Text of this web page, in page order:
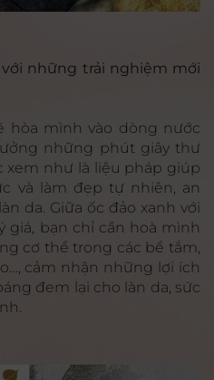
những trải nghiệm mới
hòa mình vào dòng nước
những phút giây thư
xem như là liệu pháp giúp
và làm đẹp tự nhiên, an
da. Giữa ốc đảo xanh với
giá, bạn chỉ cần hoà mình
cơ thể trong các bể tắm,
cảm nhận những lợi ích
đem lại cho làn da, sức